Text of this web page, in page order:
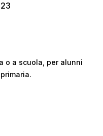
o a scuola, per alunni